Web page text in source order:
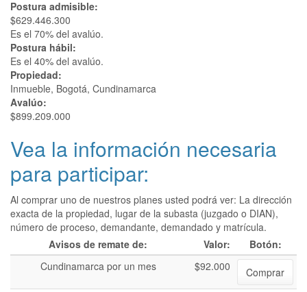
Postura admisible:
$629.446.300
Es el 70% del avalúo.
Postura hábil:
Es el 40% del avalúo.
Propiedad:
Inmueble, Bogotá, Cundinamarca
Avalúo:
$899.209.000
Vea la información necesaria
para participar:
Al comprar uno de nuestros planes usted podrá ver: La dirección
exacta de la propiedad, lugar de la subasta (juzgado o DIAN),
número de proceso, demandante, demandado y matrícula.
Avisos de remate de:
Valor:
Botón:
Cundinamarca por un mes
$92.000
Comprar